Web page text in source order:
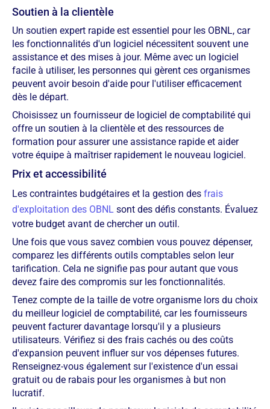
Soutien à la clientèle
Un soutien expert rapide est essentiel pour les OBNL, car
les fonctionnalités d'un logiciel nécessitent souvent une
assistance et des mises à jour. Même avec un logiciel
facile à utiliser, les personnes qui gèrent ces organismes
peuvent avoir besoin d'aide pour l'utiliser efficacement
dès le départ.
Choisissez un fournisseur de logiciel de comptabilité qui
offre un soutien à la clientèle et des ressources de
formation pour assurer une assistance rapide et aider
votre équipe à maîtriser rapidement le nouveau logiciel.
Prix et accessibilité
Les contraintes budgétaires et la gestion des frais
d'exploitation des OBNL sont des défis constants. Évaluez
votre budget avant de chercher un outil.
Une fois que vous savez combien vous pouvez dépenser,
comparez les différents outils comptables selon leur
tarification. Cela ne signifie pas pour autant que vous
devez faire des compromis sur les fonctionnalités.
Tenez compte de la taille de votre organisme lors du choix
du meilleur logiciel de comptabilité, car les fournisseurs
peuvent facturer davantage lorsqu'il y a plusieurs
utilisateurs. Vérifiez si des frais cachés ou des coûts
d'expansion peuvent influer sur vos dépenses futures.
Renseignez-vous également sur l'existence d'un essai
gratuit ou de rabais pour les organismes à but non
lucratif.